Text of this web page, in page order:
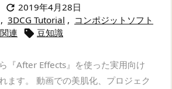
 2019年4月28日
, 3DCG Tutorial , コンポジットソフト
連  豆知識
『After Effects』を使った実用向け
ます。 動画での美肌化、プロジェク